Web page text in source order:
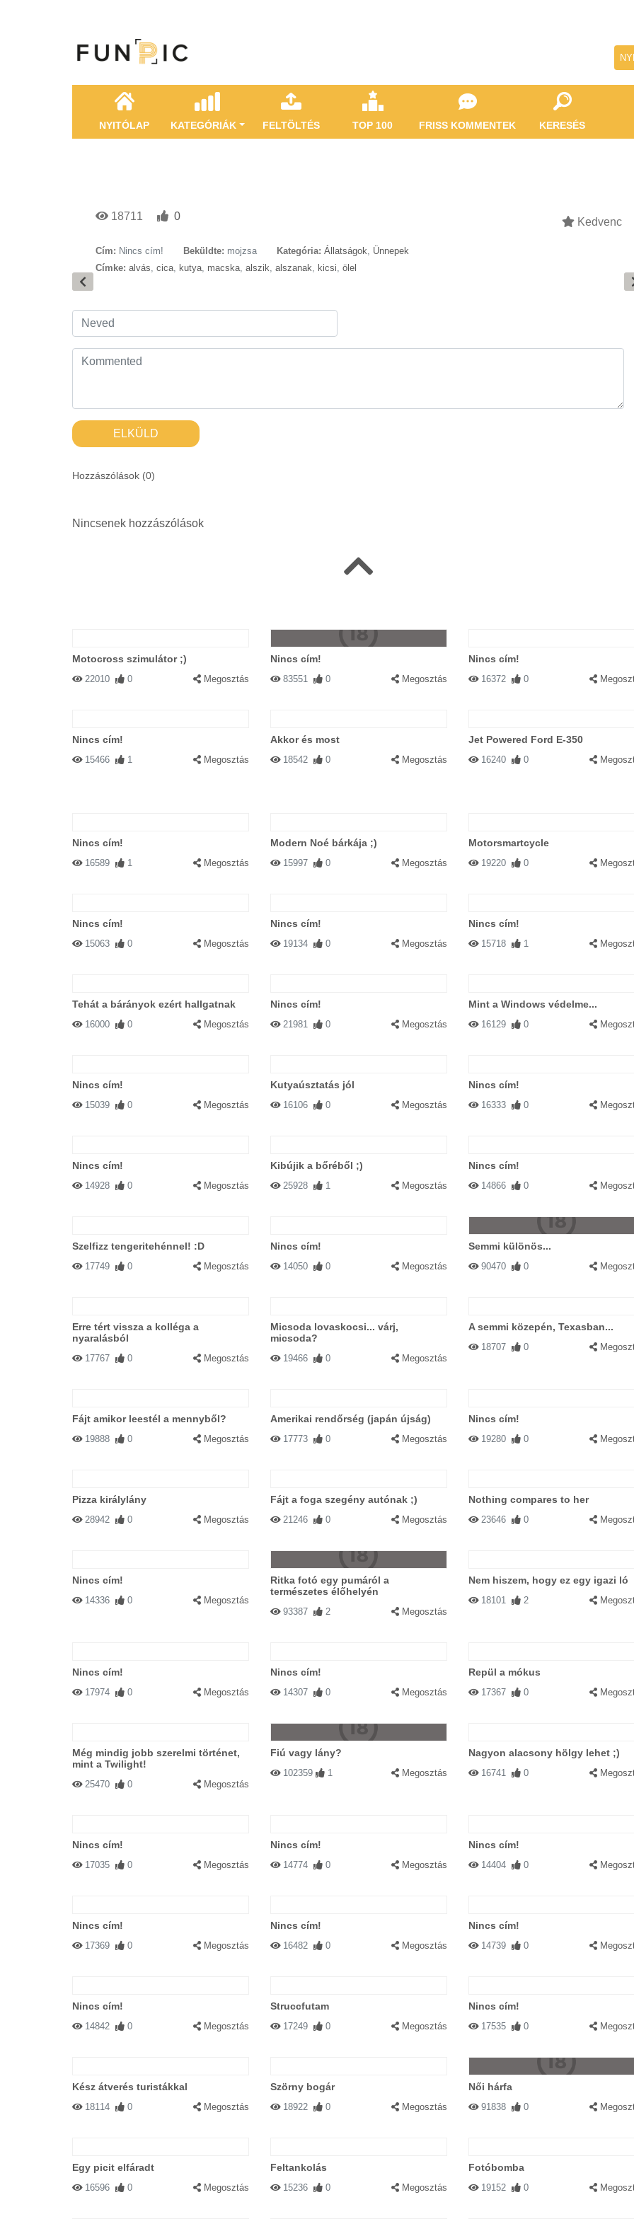
NYITÓLAP KATEGÓRIÁK FELTÖLTÉS TOP 100 FRISS KOMMENTEK KERESÉS
18711 0 Kedvenc
Cím: Nincs cím! Beküldte: mojzsa Kategória: Állatságok, Ünnepek
Címke: alvás, cica, kutya, macska, alszik, alszanak, kicsi, ölel
ELKÜLD
Hozzászólások (0)
Nincsenek hozzászólások
Motocross szimulátor ;)
22010 0 Megosztás
Nincs cím!
83551 0 Megosztás
Nincs cím!
16372 0
Nincs cím!
15466 1 Megosztás
Akkor és most
18542 0 Megosztás
Jet Powered Ford E-350
16240 0
Nincs cím!
16589 1 Megosztás
Modern Noé bárkája ;)
15997 0 Megosztás
Motorsmartcycle
19220 0
Nincs cím!
15063 0 Megosztás
Nincs cím!
19134 0 Megosztás
Nincs cím!
15718 1
Tehát a bárányok ezért hallgatnak
16000 0 Megosztás
Nincs cím!
21981 0 Megosztás
Mint a Windows védelme...
16129 0
Nincs cím!
15039 0 Megosztás
Kutyaúsztatás jól
16106 0 Megosztás
Nincs cím!
16333 0
Nincs cím!
14928 0 Megosztás
Kibújik a bőréből ;)
25928 1 Megosztás
Nincs cím!
14866 0
Szelfizz tengeritehénnel! :D
17749 0 Megosztás
Nincs cím!
14050 0 Megosztás
Semmi különös...
90470 0
Erre tért vissza a kolléga a
nyaralásból
17767 0 Megosztás
Micsoda lovaskocsi... várj,
micsoda?
19466 0 Megosztás
A semmi közepén, Texasban...
18707 0
Fájt amikor leestél a mennyből?
19888 0 Megosztás
Amerikai rendőrség (japán újság)
17773 0 Megosztás
Nincs cím!
19280 0
Pizza királylány
28942 0 Megosztás
Fájt a foga szegény autónak ;)
21246 0 Megosztás
Nothing compares to her
23646 0
Nincs cím!
14336 0 Megosztás
Ritka fotó egy pumáról a
természetes élőhelyén
93387 2 Megosztás
Nem hiszem, hogy ez egy igazi ló
18101 2
Nincs cím!
17974 0 Megosztás
Nincs cím!
14307 0 Megosztás
Repül a mókus
17367 0
Még mindig jobb szerelmi történet,
mint a Twilight!
25470 0 Megosztás
Fiú vagy lány?
102359 1 Megosztás
Nagyon alacsony hölgy lehet ;)
16741 0
Nincs cím!
17035 0 Megosztás
Nincs cím!
14774 0 Megosztás
Nincs cím!
14404 0
Nincs cím!
17369 0 Megosztás
Nincs cím!
16482 0 Megosztás
Nincs cím!
14739 0
Nincs cím!
14842 0 Megosztás
Struccfutam
17249 0 Megosztás
Nincs cím!
17535 0
Kész átverés turistákkal
18114 0 Megosztás
Szörny bogár
18922 0 Megosztás
Női hárfa
91838 0
Egy picit elfáradt
16596 0 Megosztás
Feltankolás
15236 0 Megosztás
Fotóbomba
19152 0